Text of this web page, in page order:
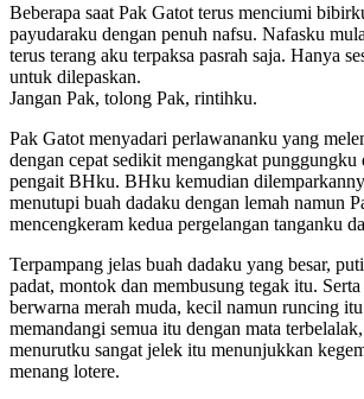
Beberapa saat Pak Gatot terus menciumi
payudaraku dengan penuh nafsu. Nafasku
terus terang aku terpaksa pasrah saja. Hanya
untuk dilepaskan.
Jangan Pak, tolong Pak, rintihku.
Pak Gatot menyadari perlawananku yang
dengan cepat sedikit mengangkat punggungku
pengait BHku. BHku kemudian
menutupi buah dadaku dengan lemah namun
mencengkeram kedua pergelangan tanganku
Terpampang jelas buah dadaku yang besar,
padat, montok dan membusung tegak itu.
berwarna merah muda, kecil namun runcing
memandangi semua itu dengan mata
menurutku sangat jelek itu menunjukkan
menang lotere.